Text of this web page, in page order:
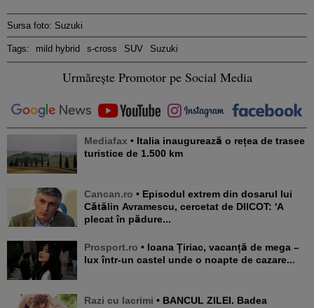
Sursa foto: Suzuki
Tags: mild hybrid s-cross SUV Suzuki
Urmărește Promotor pe Social Media
Mediafax • Italia inaugurează o rețea de trasee
turistice de 1.500 km
Cancan.ro • Episodul extrem din dosarul lui
Cătălin Avramescu, cercetat de DIICOT: 'A
plecat în pădure...
Prosport.ro • Ioana Țiriac, vacanță de mega –
lux într-un castel unde o noapte de cazare...
Razi cu lacrimi • BANCUL ZILEI. Badea